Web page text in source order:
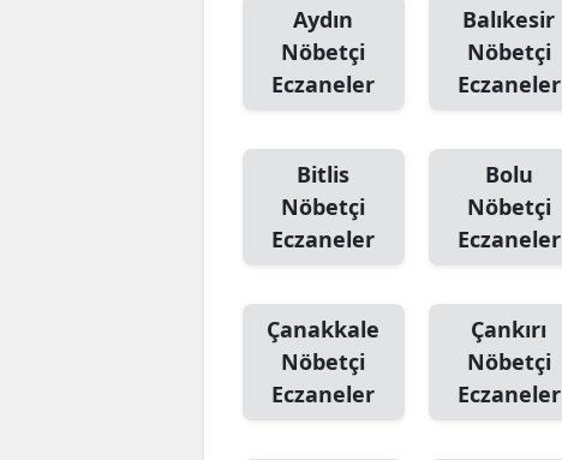
Aydın
Nöbetçi
Eczaneler
Balıkesir
Nöbetçi
Eczaneler
Bitlis
Nöbetçi
Eczaneler
Bolu
Nöbetçi
Eczaneler
Çanakkale
Nöbetçi
Eczaneler
Çankırı
Nöbetçi
Eczaneler